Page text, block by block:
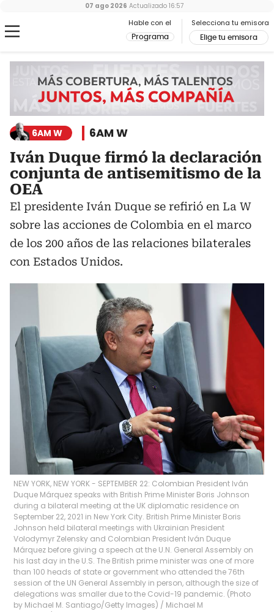
Hable con el
Programa
Selecciona tu emisora
Elige tu emisora
07 ago 2026 Actualizado 16:57
6AM W 6AM W
Iván Duque firmó la declaración
conjunta de antisemitismo de la
OEA
El presidente Iván Duque se refirió en La W
sobre las acciones de Colombia en el marco
de los 200 años de las relaciones bilaterales
con Estados Unidos.
NEW YORK, NEW YORK - SEPTEMBER 22: Colombian President Iván
Duque Márquez speaks with British Prime Minister Boris Johnson
during a bilateral meeting at the UK diplomatic residence on
September 22, 2021 in New York City. British Prime Minister Boris
Johnson held bilateral meetings with Ukrainian President
Volodymyr Zelensky and Colombian President Iván Duque
Márquez before giving a speech at the U.N. General Assembly on
his last day in the U.S. The British prime minister was one of more
than 100 heads of state or government who attended the 76th
session of the UN General Assembly in person, although the size of
delegations was smaller due to the Covid-19 pandemic. (Photo
by Michael M. Santiago/Getty Images) / Michael M